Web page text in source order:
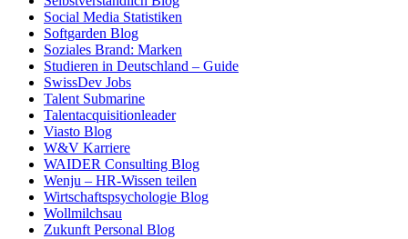
Social Media Statistiken
Softgarden Blog
Soziales Brand: Marken
Studieren in Deutschland – Guide
SwissDev Jobs
Talent Submarine
Talentacquisitionleader
Viasto Blog
W&V Karriere
WAIDER Consulting Blog
Wenju – HR-Wissen teilen
Wirtschaftspsychologie Blog
Wollmilchsau
Zukunft Personal Blog